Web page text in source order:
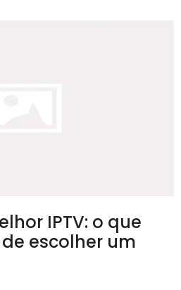
IPTV: o que
escolher um